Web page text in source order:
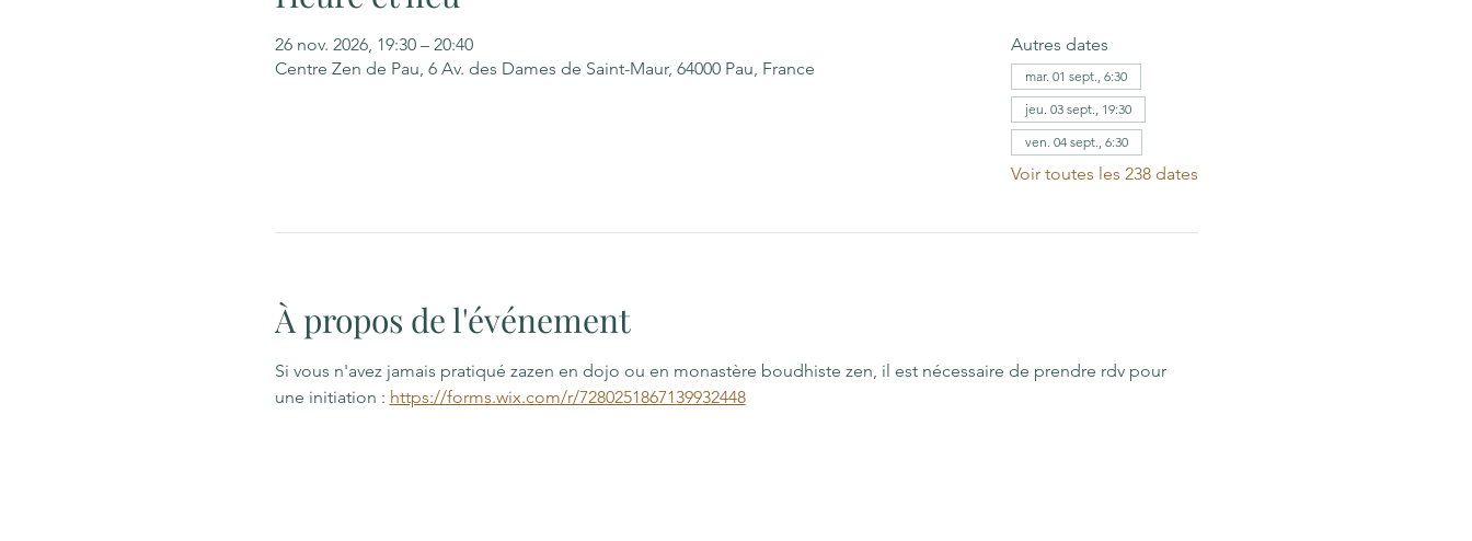
26 nov. 2026, 19:30 – 20:40
Centre Zen de Pau, 6 Av. des Dames de Saint-Maur, 64000 Pau, France
Autres dates
mar. 01 sept., 6:30
jeu. 03 sept., 19:30
ven. 04 sept., 6:30
Voir toutes les 238 dates
À propos de l'événement
Si vous n'avez jamais pratiqué zazen en dojo ou en monastère boudhiste zen, il est nécessaire de prendre rdv pour
une initiation : https://forms.wix.com/r/7280251867139932448